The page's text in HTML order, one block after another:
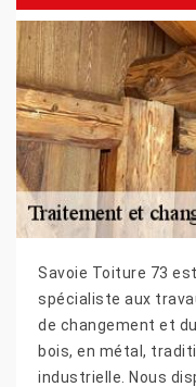
Savoie Toiture 73
spécialiste aux
de changement et
bois, en métal,
industrielle. Nous